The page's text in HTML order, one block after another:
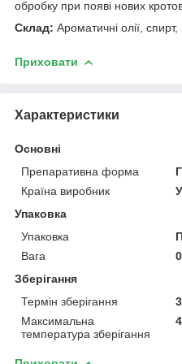
обробку при появі нових
Склад: Ароматичні олії,
Приховати
Характеристики
Основні
Препаративна форма
Країна виробник
Упаковка
Упаковка
Вага
Зберігання
Термін зберігання
Максимальна
температура зберігання